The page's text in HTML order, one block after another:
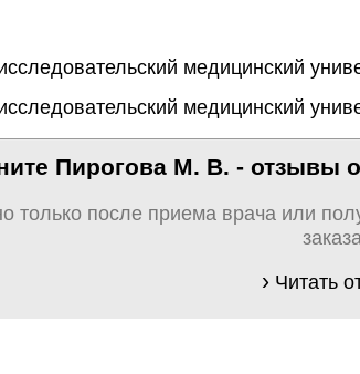
медицинский
медицинский
Пирогова М. В. - отзывы
только после приема врача или
Читать